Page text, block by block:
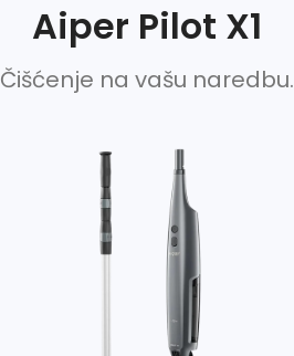
Aiper Pilot X1
Čišćenje na vašu naredbu.